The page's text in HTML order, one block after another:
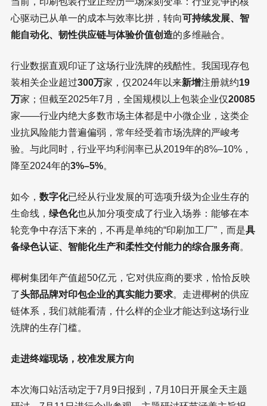
心驱动已从单一的成本与效率比拼，转向可持续发展、智
能自动化、韧性供应链与体验价值创造的多维融合。
行业数据直观印证了这场行业洗牌的残酷性。我国现存包
装相关企业超过300万家，仅2024年以来新增注册就约19
万家；但截至2025年7月，全国规模以上包装企业仅20085
家——行业内绝大多数市场主体都是中小微企业，这类企
业抗风险能力普遍偏弱，常年经受着市场洗牌的严峻考
验。与此同时，行业平均利润率已从2019年的8%–10%，
降至2024年的3%–5%。
如今， 数字化已经从行业发展的可选项升级为企业生存的
生命线， 绿色化也从加分项变成了行业入场券：能够在本
轮竞争中存活下来的，不再是单纯的“印刷加工厂”，而是具
备绿色认证、智能化生产和柔性交付能力的综合服务商。
椰树集团年产值超50亿元，它对供应商的要求，恰恰反映
了头部品牌对印包企业的真实能力要求。走进椰树的供应
链体系，我们就能看清，什么样的企业才能达到这场行业
洗牌的生存门槛。
走进终端现场，校准发展方向
本次海口站活动定于7月9日报到，7月10日开展全天主题